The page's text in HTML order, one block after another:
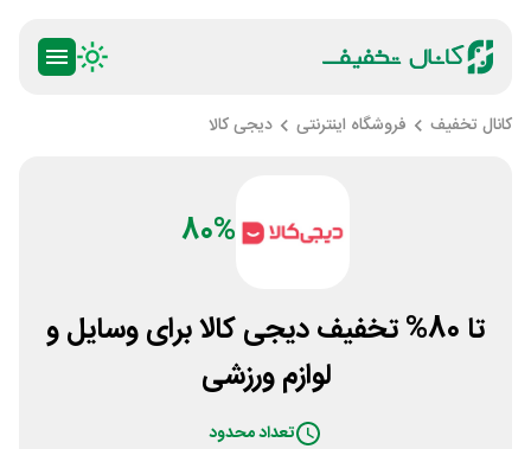
کانال تخفیف فروشگاه اینترنتی دیجی کالا
80%
تا 80% تخفیف دیجی کالا برای وسایل و
لوازم ورزشی
تعداد محدود